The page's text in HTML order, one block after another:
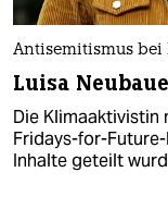
Antisemitismus bei
Luisa
Die
Fridays-for-
Inhalte geteilt